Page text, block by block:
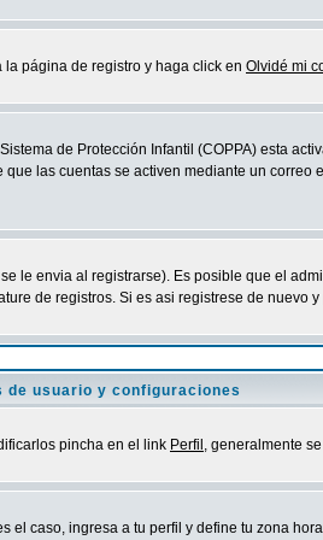
página de registro y haga click en Olvidé mi
de Protección Infantil (COPPA) esta
las cuentas se activen mediante un
envia al registrarse). Es posible que el
de registros. Si es asi registrese de nuevo y
de usuario y configuraciones
pincha en el link Perfil , generalmente
caso, ingresa a tu perfil y define tu zona